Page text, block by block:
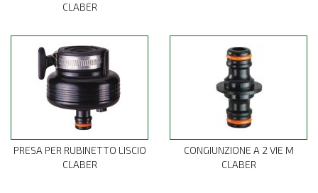
CLABER
PRESA PER RUBINETTO LISCIO
CLABER
CONGIUNZIONE A 2 VIE M
CLABER